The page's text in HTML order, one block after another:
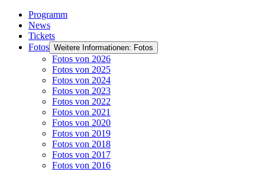
Programm
News
Tickets
Fotos Weitere Informationen: Fotos
Fotos von 2026
Fotos von 2025
Fotos von 2024
Fotos von 2023
Fotos von 2022
Fotos von 2021
Fotos von 2020
Fotos von 2019
Fotos von 2018
Fotos von 2017
Fotos von 2016